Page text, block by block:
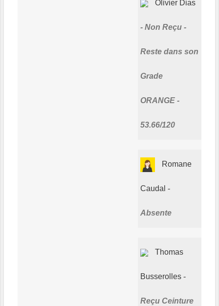
Olivier Dias
Non Reçu -
Reste dans son
Grade
ORANGE -
53.66/120
Romane
Caudal
Absente
Thomas
Busserolles
Reçu Ceinture